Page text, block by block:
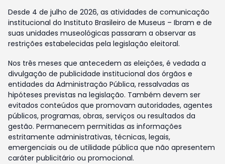
Desde 4 de julho de 2026, as atividades de comunicação
institucional do Instituto Brasileiro de Museus – Ibram e de
suas unidades museológicas passaram a observar as
restrições estabelecidas pela legislação eleitoral.
Nos três meses que antecedem as eleições, é vedada a
divulgação de publicidade institucional dos órgãos e
entidades da Administração Pública, ressalvadas as
hipóteses previstas na legislação. Também devem ser
evitados conteúdos que promovam autoridades, agentes
públicos, programas, obras, serviços ou resultados da
gestão. Permanecem permitidas as informações
estritamente administrativas, técnicas, legais,
emergenciais ou de utilidade pública que não apresentem
caráter publicitário ou promocional.